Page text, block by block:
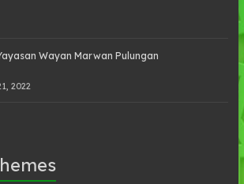
Wayan Marwan Pulungan
2022